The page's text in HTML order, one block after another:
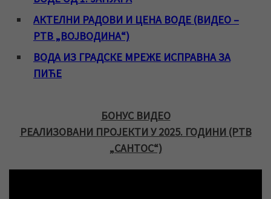
АКТЕЛНИ РАДОВИ И ЦЕНА ВОДЕ (ВИДЕО –
РТВ „ВОЈВОДИНА“)
ВОДА ИЗ ГРАДСКЕ МРЕЖЕ ИСПРАВНА ЗА
ПИЋЕ
БОНУС ВИДЕО
РЕАЛИЗОВАНИ ПРОЈЕКТИ У 2025. ГОДИНИ (РТВ
„САНТОС“)